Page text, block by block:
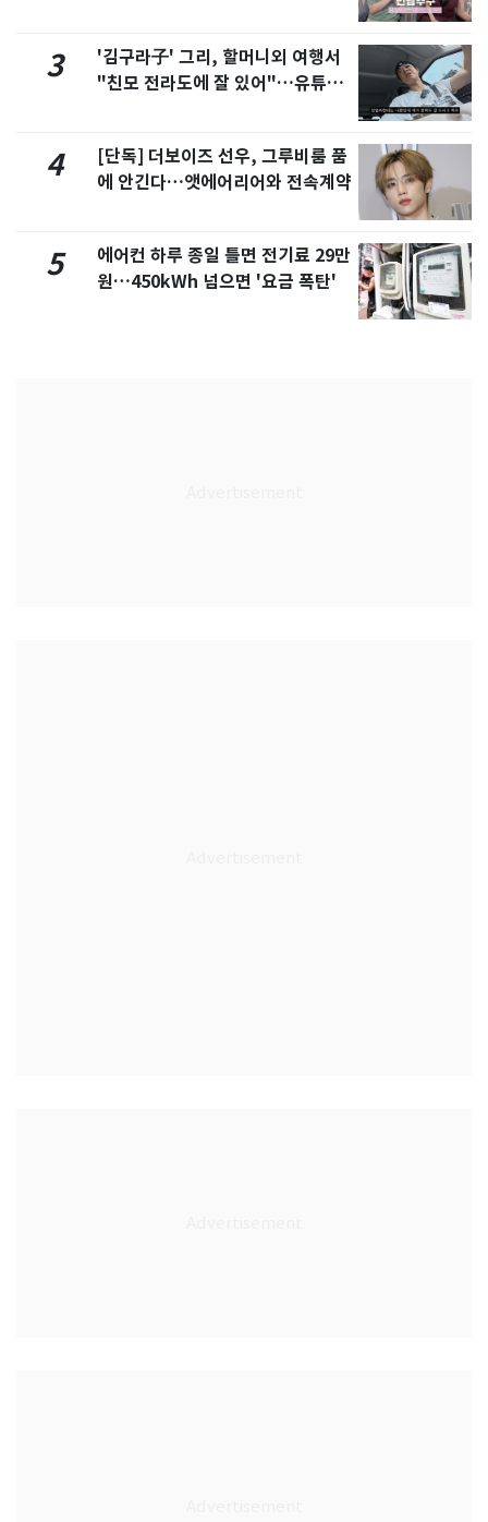
3
'김구라子' 그리, 할머니외 여행서
"친모 전라도에 잘 있어"…유튜브
4
[단독] 더보이즈 선우, 그루비룸 품
에 안긴다…앳에어리어와 전속계약
5
에어컨 하루 종일 틀면 전기료 29만
원…450kWh 넘으면 '요금 폭탄'